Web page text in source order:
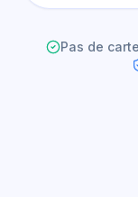
Pas de